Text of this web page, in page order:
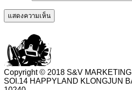
Copyright © 2018 S&V
SOI.14 HAPPYLAND KLONGJUN